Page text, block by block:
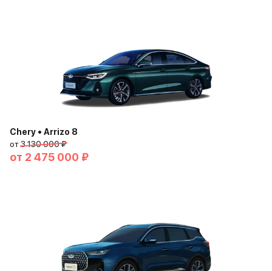
Chery • Arrizo 8
от3 130 000 ₽
от 2 475 000 ₽